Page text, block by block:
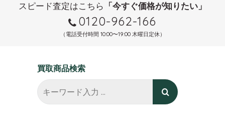
スピード査定はこちら 「今すぐ価格が知りたい」
0120-962-166
（電話受付時間 10:00〜19:00 木曜日定休）
買取商品検索